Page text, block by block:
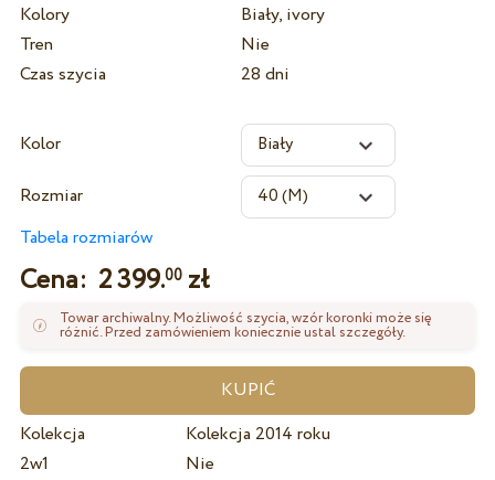
Kolory
Biały, ivory
Tren
Nie
Czas szycia
28 dni
Kolor
Rozmiar
Tabela rozmiarów
Cena: 2 399.00zł
Towar archiwalny. Możliwość szycia, wzór koronki może się
różnić. Przed zamówieniem koniecznie ustal szczegóły.
Kolekcja
Kolekcja 2014 roku
2w1
Nie